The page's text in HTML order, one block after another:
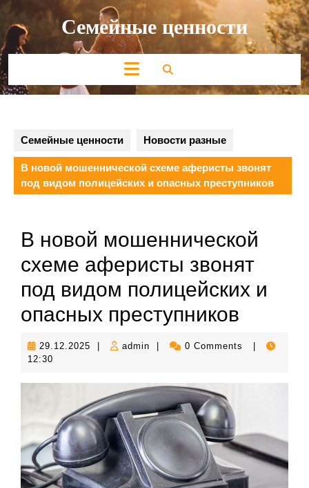
Перейти
содержимому Семейные ценности
Кнопка
Открыть
Семейные ценности Новости разные
В новой мошеннической схеме аферисты звонят
под видом полицейских и опасных преступников
В новой мошеннической
схеме аферисты звонят
под видом полицейских и
опасных преступников
29.12.2025 29.12.2025
admin admin 0 Comments
12:30